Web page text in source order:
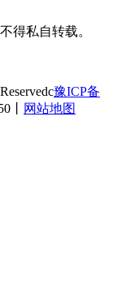
得私自转载。
Reservedc豫ICP备
网站地图